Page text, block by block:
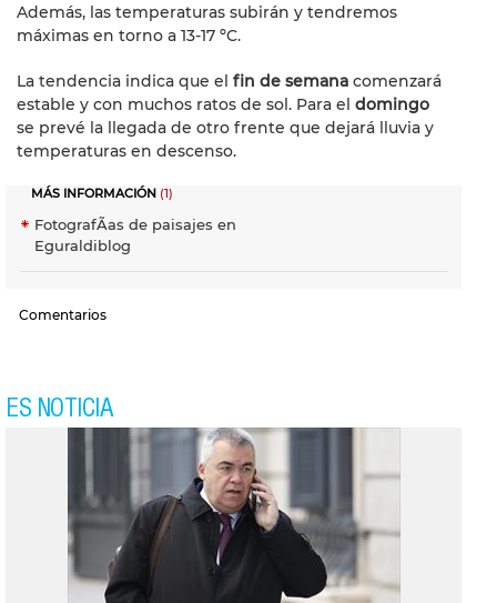
Además, las temperaturas subirán y tendremos
máximas en torno a 13-17 ºC.
La tendencia indica que el fin de semana comenzará
estable y con muchos ratos de sol. Para el domingo
se prevé la llegada de otro frente que dejará lluvia y
temperaturas en descenso.
MÁS INFORMACIÓN (1)
FotografÃ­as de paisajes en
Eguraldiblog
Comentarios
ES NOTICIA